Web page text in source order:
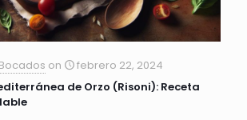
on
febrero 22, 2024
de Orzo (Risoni): Receta